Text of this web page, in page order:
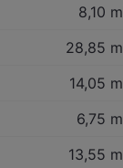
8,10 m
28,85 m
14,05 m
6,75 m
13,55 m